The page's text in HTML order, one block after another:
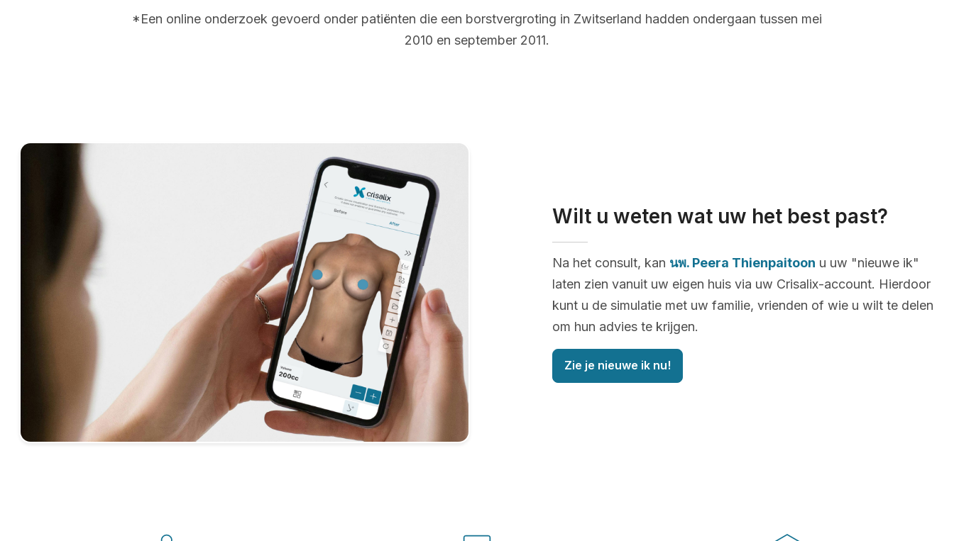
*Een online onderzoek gevoerd onder patiënten die een borstvergroting in Zwitserland hadden ondergaan tussen mei
2010 en september 2011.
Wilt u weten wat uw het best past?
Na het consult, kan นพ. Peera Thienpaitoon u uw "nieuwe ik"
laten zien vanuit uw eigen huis via uw Crisalix-account. Hierdoor
kunt u de simulatie met uw familie, vrienden of wie u wilt te delen
om hun advies te krijgen.
Zie je nieuwe ik nu!